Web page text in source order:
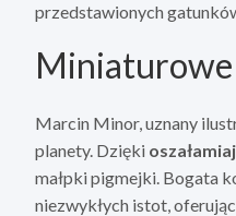
przedstawionych
Marcin Minor, uznany
planety. Dzięki
małpki pigmejki. Bogata
niezwykłych istot,